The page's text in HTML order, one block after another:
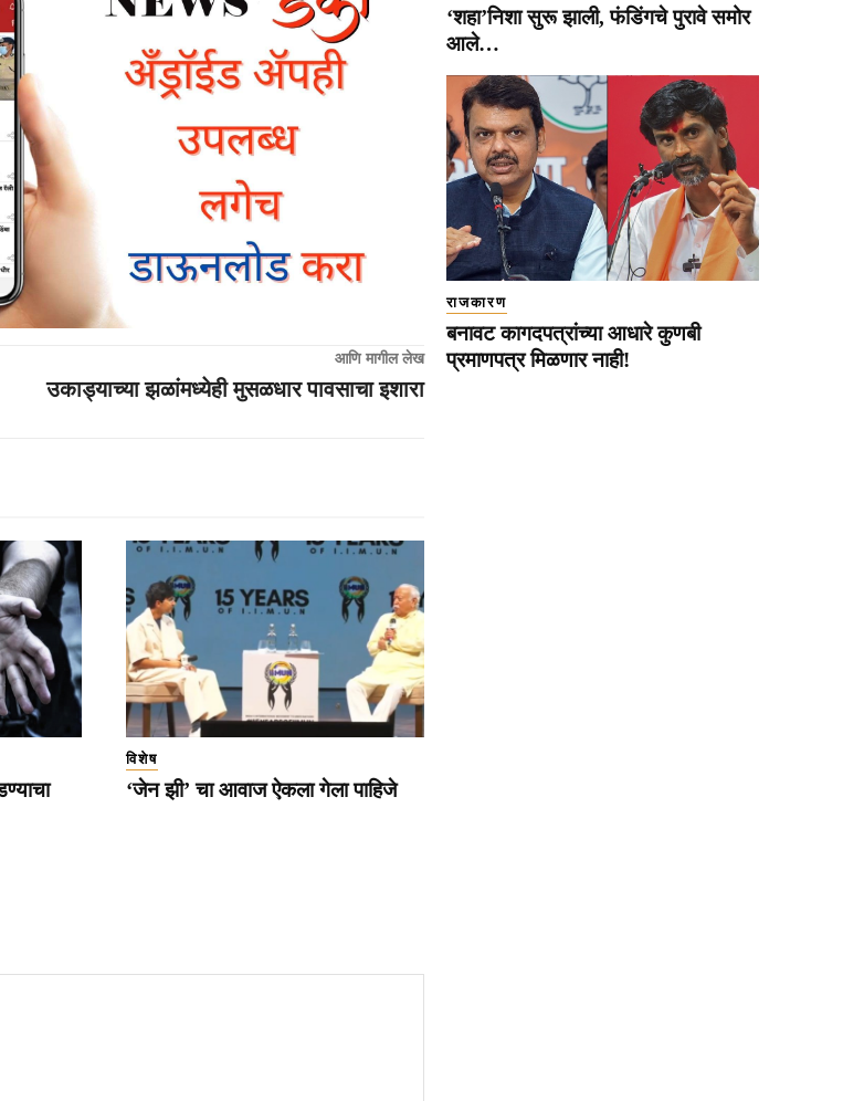
आणि मागील लेख
उकाड्याच्या झळांमध्येही मुसळधार पावसाचा इशारा
विशेष
‘जेन झी’ चा आवाज ऐकला गेला पाहिजे
‘शहा’निशा सुरू झाली, फंडिंगचे पुरावे समोर
आले…
राजकारण
बनावट कागदपत्रांच्या आधारे कुणबी
प्रमाणपत्र मिळणार नाही!